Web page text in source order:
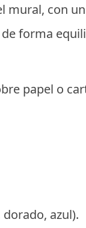
mural, con
forma
papel o
azul).